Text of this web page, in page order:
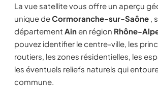
La vue satellite vous offre un aperçu
unique deCormoranche-sur-Saône ,
département Ainen région Rhône-
pouvez identifier le centre-ville, les
routiers, les zones résidentielles, les
les éventuels reliefs naturels qui
commune.